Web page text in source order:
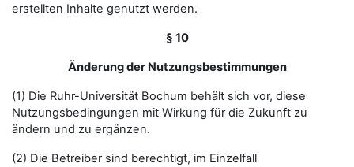
erstellten Inhalte genutzt werden.
§ 10
Änderung der Nutzungsbestimmungen
(1) Die Ruhr-Universität Bochum behält sich vor, diese
Nutzungsbedingungen mit Wirkung für die Zukunft zu
ändern und zu ergänzen.
(2) Die Betreiber sind berechtigt, im Einzelfall